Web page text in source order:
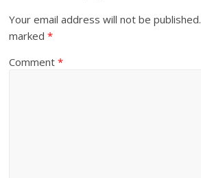
Your email address will not be published.
marked*
Comment*